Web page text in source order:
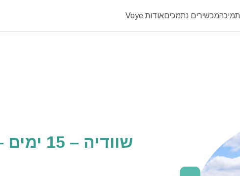
תמיכהמכשירים נתמכיםאודות Voye
שוודיה – 15 ימים – ללא הגבלה